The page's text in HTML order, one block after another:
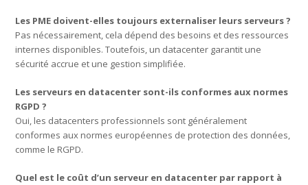
Les PME doivent-elles toujours externaliser leurs serveurs ?
Pas nécessairement, cela dépend des besoins et des ressources
internes disponibles. Toutefois, un datacenter garantit une
sécurité accrue et une gestion simplifiée.
Les serveurs en datacenter sont-ils conformes aux normes
RGPD ?
Oui, les datacenters professionnels sont généralement
conformes aux normes européennes de protection des données,
comme le RGPD.
Quel est le coût d’un serveur en datacenter par rapport à